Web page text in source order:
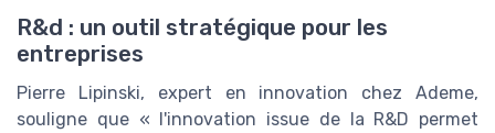
R&d : un outil stratégique pour les
entreprises
Pierre Lipinski, expert en innovation chez Ademe,
souligne que « l'innovation issue de la R&D permet